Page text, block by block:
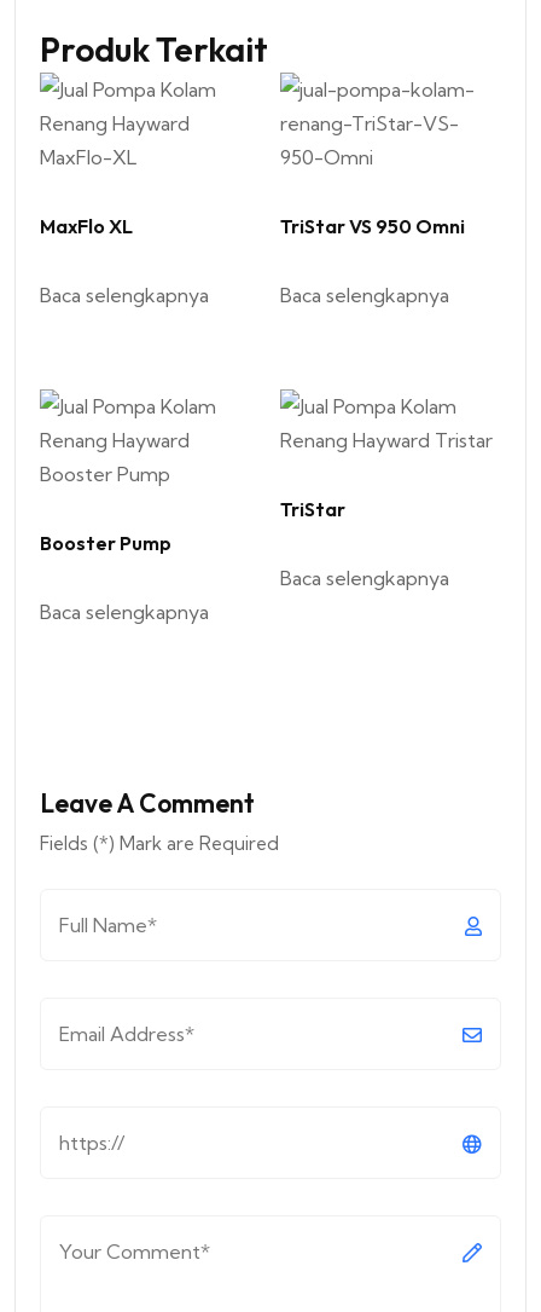
Produk Terkait
MaxFlo XL
Baca selengkapnya
TriStar VS 950 Omni
Baca selengkapnya
Booster Pump
Baca selengkapnya
TriStar
Baca selengkapnya
Leave A Comment
Fields (*) Mark are Required